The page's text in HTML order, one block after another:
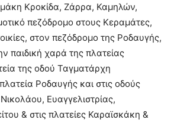
Κροκίδα, Ζάρρα, Καμηλών,
πεζόδρομο στους Κεραμάτες,
στον πεζόδρομο της Ροδαυγής,
παιδική χαρά της πλατείας
της οδού Ταγματάρχη
Ροδαυγής και στις οδούς
Ευαγγελιστρίας,
& στις πλατείες Καραϊσκάκη &